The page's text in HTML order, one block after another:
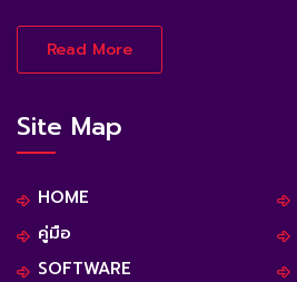
Read More
Site Map
HOME
คู่มือ
SOFTWARE